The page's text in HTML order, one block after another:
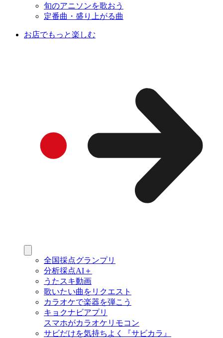
旬のアニソンを歌おう
定番曲・盛り上がる曲
お店でもっと楽しむ
全国採点グランプリ
分析採点AI＋
うたスキ動画
歌いたい曲をリクエスト
カラオケで楽器を弾こう
キョクナビアプリ
スマホがカラオケリモコン
サビだけを気持ちよく『サビカラ』